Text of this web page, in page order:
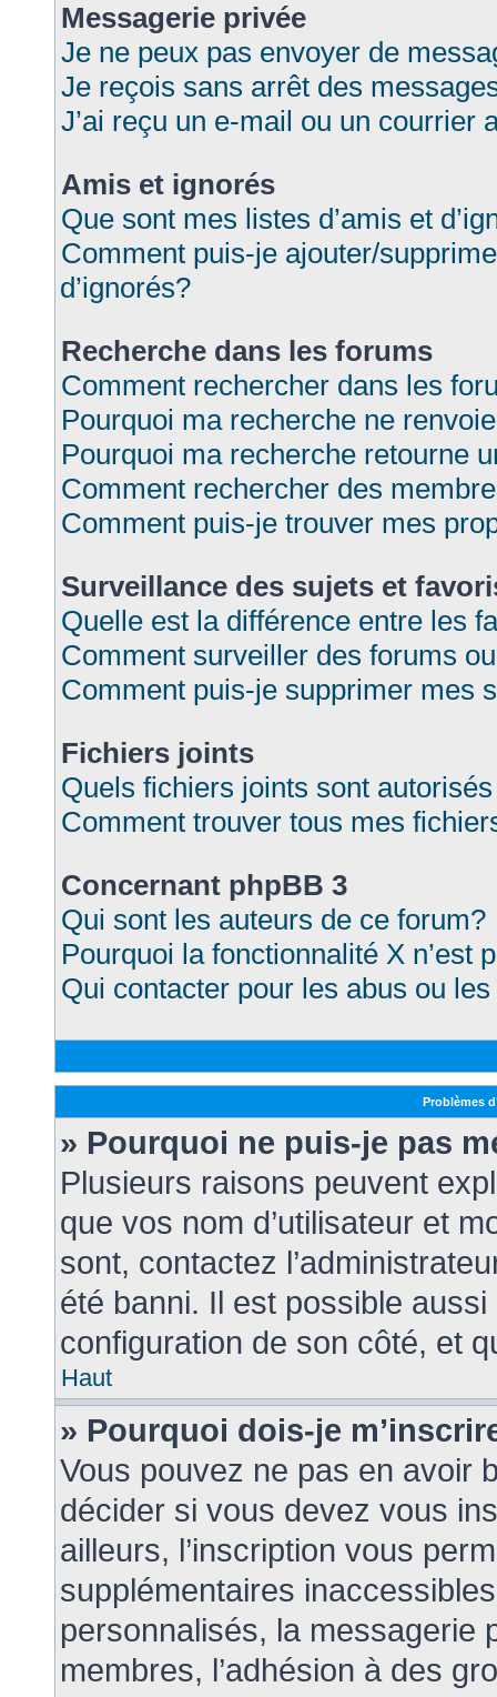
Messagerie privée
Je ne peux pas envoyer de
Je reçois sans arrêt des
J’ai reçu un e-mail ou un courrier
Amis et ignorés
Que sont mes listes d’amis et
Comment puis-je ajouter/
d’ignorés?
Recherche dans les forums
Comment rechercher dans les
Pourquoi ma recherche ne
Pourquoi ma recherche retourne
Comment rechercher des
Comment puis-je trouver mes
Surveillance des sujets et
Quelle est la différence entre les
Comment surveiller des forums
Comment puis-je supprimer mes
Fichiers joints
Quels fichiers joints sont
Comment trouver tous mes
Concernant phpBB 3
Qui sont les auteurs de ce forum?
Pourquoi la fonctionnalité X n’est
Qui contacter pour les abus ou
Problèmes
» Pourquoi ne puis-je pas
Plusieurs raisons peuvent
que vos nom d’utilisateur et
sont, contactez
été banni. Il est possible
configuration de son côté, et
Haut
» Pourquoi dois-je
Vous pouvez ne pas en avoir
décider si vous devez vous
ailleurs, l’inscription vous
supplémentaires
personnalisés, la messagerie
membres, l’adhésion à des